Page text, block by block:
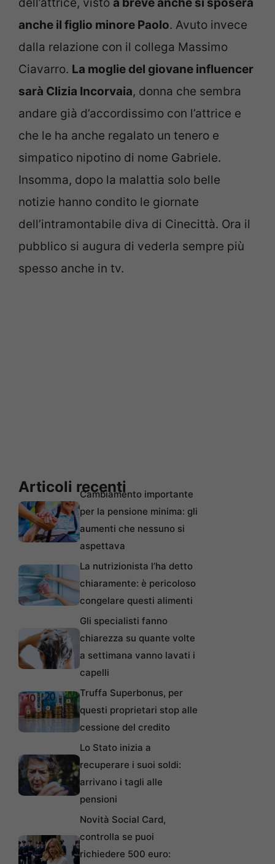
dell’attrice, visto a breve anche si sposerà
anche il figlio minore Paolo. Avuto invece
dalla relazione con il collega Massimo
Ciavarro. La moglie del giovane influencer
sarà Clizia Incorvaia, donna che sembra
andare già d’accordissimo con l’attrice e
che le ha anche regalato un tenero e
simpatico nipotino di nome Gabriele.
Insomma, dopo la malattia solo belle
notizie hanno condito le giornate
dell’intramontabile diva di Cinecittà. Ora il
pubblico si augura di vederla sempre più
spesso anche in tv.
Articoli recentiCambiamento importante
per la pensione minima: gli
aumenti che nessuno si
aspettava
La nutrizionista l’ha detto
chiaramente: è pericoloso
congelare questi alimenti
Gli specialisti fanno
chiarezza su quante volte
a settimana vanno lavati i
capelli
Truffa Superbonus, per
questi proprietari stop alle
cessione del credito
Lo Stato inizia a
recuperare i suoi soldi:
arrivano i tagli alle
pensioni
Novità Social Card,
controlla se puoi
richiedere 500 euro: